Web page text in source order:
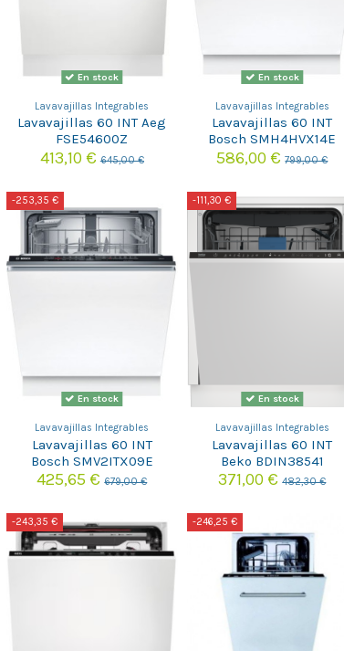
En stock
Lavavajillas Integrables
Lavavajillas 60 INT Aeg
FSE54600Z
413,10 €645,00 €
En stock
Lavavajillas Integrables
Lavavajillas 60 INT
Bosch SMH4HVX14E
586,00 €799,00 €
-253,35 €
En stock
Lavavajillas Integrables
Lavavajillas 60 INT
Bosch SMV2ITX09E
425,65 €679,00 €
-111,30 €
En stock
Lavavajillas Integrables
Lavavajillas 60 INT
Beko BDIN38541
371,00 €482,30 €
-243,35 € -246,25 €